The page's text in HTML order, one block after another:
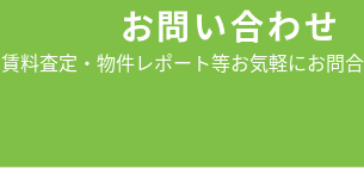
お問い合わせ
賃料査定・物件レポート等お気軽にお問